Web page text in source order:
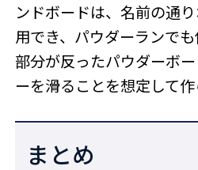
ンドボードは、名前の通
用でき、パウダーランで
部分が反ったパウダーボ
ーを滑ることを想定して作
まとめ